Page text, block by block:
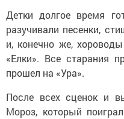
Детки долгое время
разучивали песенки,
и, конечно же,
«Елки». Все старания
прошел на «Ура».
После всех сценок и
Мороз, который